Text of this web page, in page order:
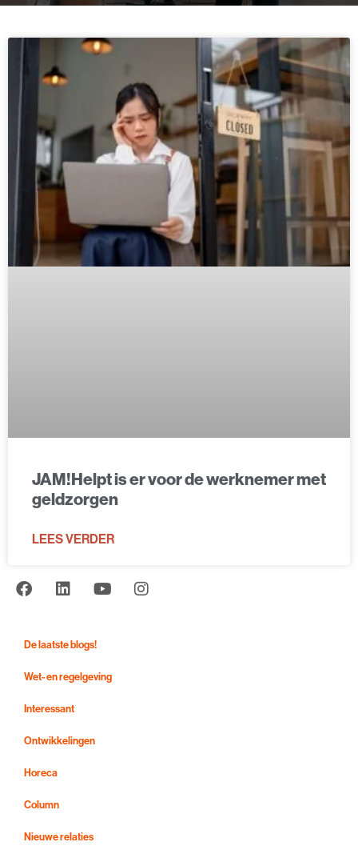
JAM!Helpt is er voor de werknemer met
geldzorgen
LEES VERDER
De laatste blogs!
Wet- en regelgeving
Interessant
Ontwikkelingen
Horeca
Column
Nieuwe relaties